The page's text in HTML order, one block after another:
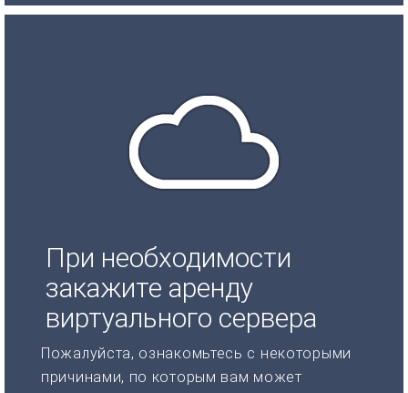
При необходимости
закажите аренду
виртуального сервера
Пожалуйста, ознакомьтесь с некоторыми
причинами, по которым вам может